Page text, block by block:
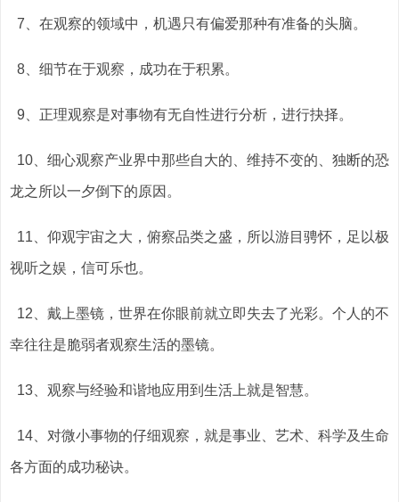
7、在观察的领域中，机遇只有偏爱那种有准备的头脑。
8、细节在于观察，成功在于积累。
9、正理观察是对事物有无自性进行分析，进行抉择。
10、细心观察产业界中那些自大的、维持不变的、独断的恐
龙之所以一夕倒下的原因。
11、仰观宇宙之大，俯察品类之盛，所以游目骋怀，足以极
视听之娱，信可乐也。
12、戴上墨镜，世界在你眼前就立即失去了光彩。个人的不
幸往往是脆弱者观察生活的墨镜。
13、观察与经验和谐地应用到生活上就是智慧。
14、对微小事物的仔细观察，就是事业、艺术、科学及生命
各方面的成功秘诀。